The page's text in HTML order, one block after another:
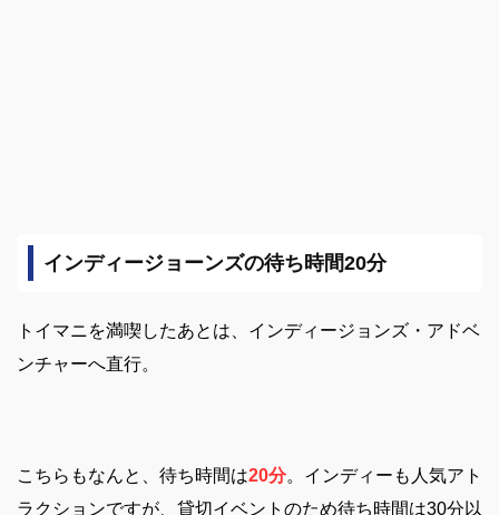
インディージョーンズの待ち時間20分
トイマニを満喫したあとは、インディージョンズ・アドベ
ンチャーへ直行。
こちらもなんと、待ち時間は20分。 インディーも人気アト
ラクションですが、貸切イベントのため待ち時間は30分以